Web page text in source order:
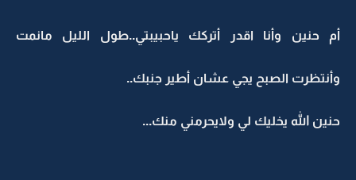
أم حنين وأنا اقدر أتركك ياحبيبتي..طول الليل مانمت
وأنتظرت الصبح يجي عشان أطير جنبك..
حنين الله يخليك لي ولايحرمني منك...